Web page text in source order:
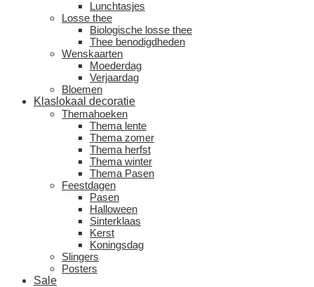
Lunchtasjes
Losse thee
Biologische losse thee
Thee benodigdheden
Wenskaarten
Moederdag
Verjaardag
Bloemen
Klaslokaal decoratie
Themahoeken
Thema lente
Thema zomer
Thema herfst
Thema winter
Thema Pasen
Feestdagen
Pasen
Halloween
Sinterklaas
Kerst
Koningsdag
Slingers
Posters
Sale